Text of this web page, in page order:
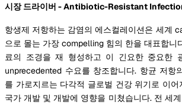
시장 드라이버 - Antibiotic-Resistant
항생제 저항하는 감염의 에스컬레이션은 세계
으로 몰는 가장 compelling 힘의 한을 대표합니
료의 조경을 재 형성하고 이 긴요한 중요한
unprecedented 수요를 창조합니다. 항균 저항
를 가로지르는 다각적 글로벌 건강 위기로 이
국가 개발 및 개발에 영향을 미쳤습니다. 전 세